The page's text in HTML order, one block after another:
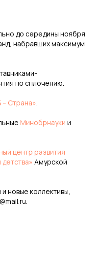
до середины ноября
набравших максимум
по сплочению.
– Страна».
Минобрнауки и
центр развития
Амурской
новые коллективы,